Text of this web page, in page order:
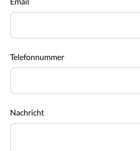
Email
Telefonnummer
Nachricht